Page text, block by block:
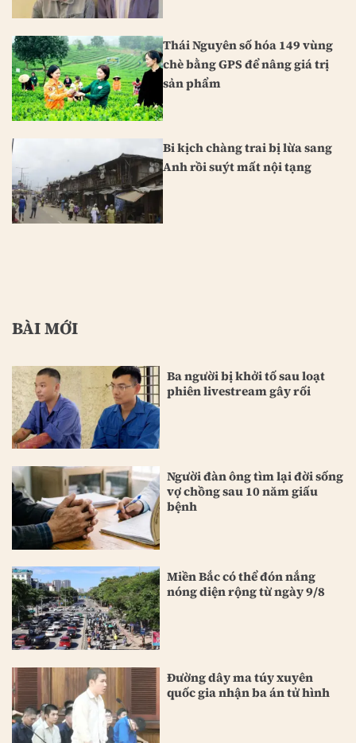
Thái Nguyên số hóa 149 vùng
chè bằng GPS để nâng giá trị
sản phẩm
Bi kịch chàng trai bị lừa sang
Anh rồi suýt mất nội tạng
BÀI MỚI
Ba người bị khởi tố sau loạt
phiên livestream gây rối
Người đàn ông tìm lại đời sống
vợ chồng sau 10 năm giấu
bệnh
Miền Bắc có thể đón nắng
nóng diện rộng từ ngày 9/8
Đường dây ma túy xuyên
quốc gia nhận ba án tử hình